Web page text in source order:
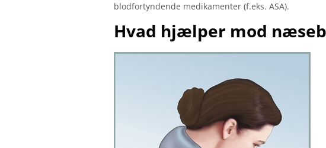
blodfortyndende medikamenter (f.eks. ASA).
Hvad hjælper mod